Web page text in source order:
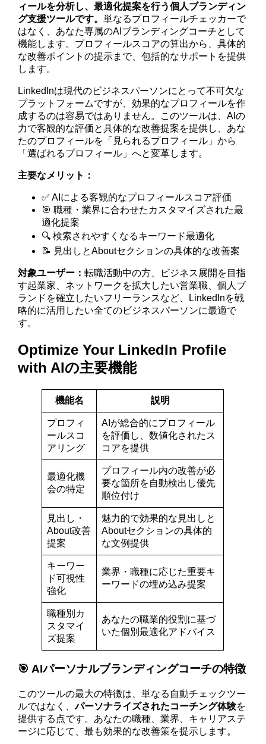
ィールを分析し、最適化提案を行う個人ブランディン
グ支援ツールです。単なるプロフィールチェッカーで
はなく、あなた専属のAIブランディングコーチとして
機能します。プロフィールスコアの算出から、具体的
な改善ポイントの提示まで、包括的なサポートを提供
します。
LinkedInは現代のビジネスパーソンにとって不可欠な
プラットフォームですが、効果的なプロフィールを作
成するのは容易ではありません。このツールは、AIの
力で客観的な評価と具体的な改善提案を提供し、あな
たのプロフィールを「見られるプロフィール」から
「選ばれるプロフィール」へと変革します。
主要なメリット：
✅ AIによる客観的なプロフィールスコア評価
🎯 職種・業界に合わせたカスタマイズされた最
適化提案
🔍 検索されやすくなるキーワード最適化
📝 見出しとAboutセクションの具体的な改善案
対象ユーザー：転職活動中の方、ビジネス展開を目指
す起業家、ネットワークを拡大したい営業職、個人ブ
ランドを確立したいフリーランスなど、LinkedInを戦
略的に活用したい全てのビジネスパーソンに最適で
す。
Optimize Your LinkedIn Profile
with AIの主要機能
機能名 説明
プロフィ
ールスコ
アリング
AIが総合的にプロフィール
を評価し、数値化されたス
コアを提供
最適化機
会の特定
プロフィール内の改善が必
要な箇所を自動検出し優先
順位付け
見出し・
About改善
提案
魅力的で効果的な見出しと
Aboutセクションの具体的
な文例提供
キーワー
ド可視性
強化
業界・職種に応じた重要キ
ーワードの埋め込み提案
職種別カ
スタマイ
ズ提案
あなたの職業的役割に基づ
いた個別最適化アドバイス
🎯 AIパーソナルブランディングコーチの特徴
このツールの最大の特徴は、単なる自動チェックツー
ルではなく、パーソナライズされたコーチング体験を
提供する点です。あなたの職種、業界、キャリアステ
ージに応じて、最も効果的な改善策を提示します。